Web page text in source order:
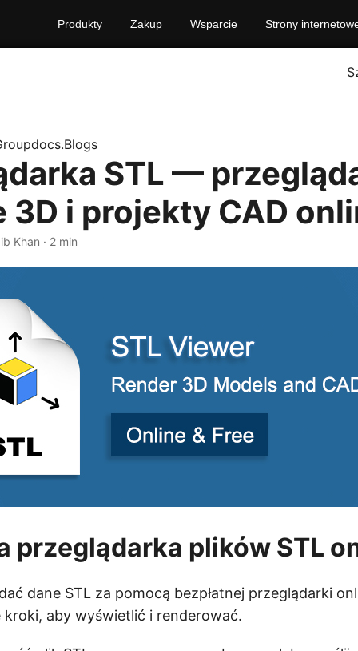
Produkty Zakup Wsparcie Strony
STL —
3D i projekty CAD
Khan · 2 min
przeglądarka plików STL
dane STL za pomocą bezpłatnej przeglądarki
aby wyświetlić i renderować.